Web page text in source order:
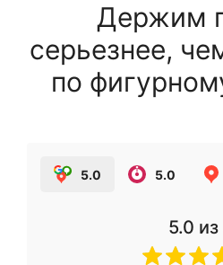
Держим
серьезнее,
по
5.0 5.0
5.0 из